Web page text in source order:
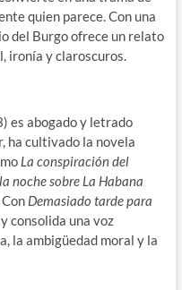
quien parece. Con una
del Burgo ofrece un relato
ironía y claroscuros.
es abogado y letrado
ha cultivado la novela
La conspiración del
noche sobre La Habana
Demasiado tarde para
consolida una voz
la ambigüedad moral y la